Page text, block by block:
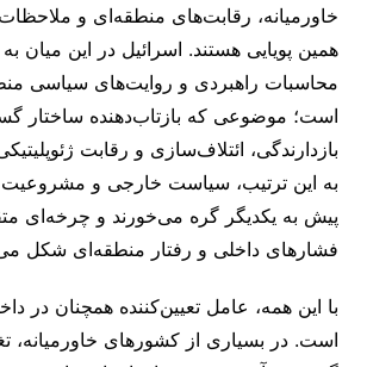
خاورمیانه، رقابت‌های منطقه‌ای و
همین پویایی هستند. اسرائیل در این میان
محاسبات راهبردی و روایت‌های سیاسی
است؛ موضوعی که بازتاب‌دهنده ساختار
بازدارندگی، ائتلاف‌سازی و رقابت
به این ترتیب، سیاست خارجی و مشروعیت
پیش به یکدیگر گره می‌خورند و چرخه‌ای
فشارهای داخلی و رفتار منطقه‌ای شکل
با این همه، عامل تعیین‌کننده همچنان در
است. در بسیاری از کشورهای خاورمیانه،